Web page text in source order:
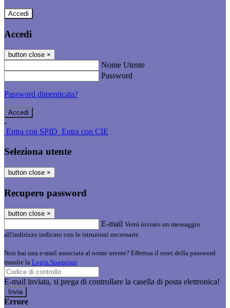
Accedi
Accedi
button close ×
Nome Utente
Password
Password dimenticata?
-
Entra con SPID Entra con CIE
Seleziona utente
button close ×
Recupero password
button close ×
E-mail Verrà inviato un messaggio
all'indirizzo indicato con le istruzioni necessarie.
Non hai una e-mail associata al nome utente? Effettua il reset della password
tramite la Login Spaggiari
E-mail inviata, si prega di controllare la casella di posta elettronica!
Errore